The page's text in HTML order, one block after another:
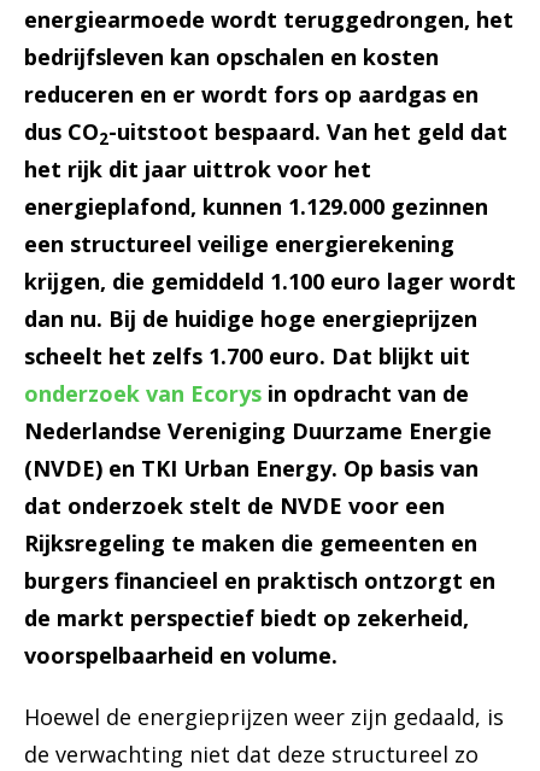
energiearmoede wordt teruggedrongen, het
bedrijfsleven kan opschalen en kosten
reduceren en er wordt fors op aardgas en
dus CO2-uitstoot bespaard. Van het geld dat
het rijk dit jaar uittrok voor het
energieplafond, kunnen 1.129.000 gezinnen
een structureel veilige energierekening
krijgen, die gemiddeld 1.100 euro lager wordt
dan nu. Bij de huidige hoge energieprijzen
scheelt het zelfs 1.700 euro. Dat blijkt uit
onderzoek van Ecorys in opdracht van de
Nederlandse Vereniging Duurzame Energie
(NVDE) en TKI Urban Energy. Op basis van
dat onderzoek stelt de NVDE voor een
Rijksregeling te maken die gemeenten en
burgers financieel en praktisch ontzorgt en
de markt perspectief biedt op zekerheid,
voorspelbaarheid en volume.
Hoewel de energieprijzen weer zijn gedaald, is
de verwachting niet dat deze structureel zo